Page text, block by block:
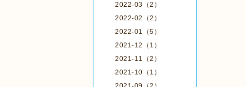
2022-03（2）
2022-02（2）
2022-01（5）
2021-12（1）
2021-11（2）
2021-10（1）